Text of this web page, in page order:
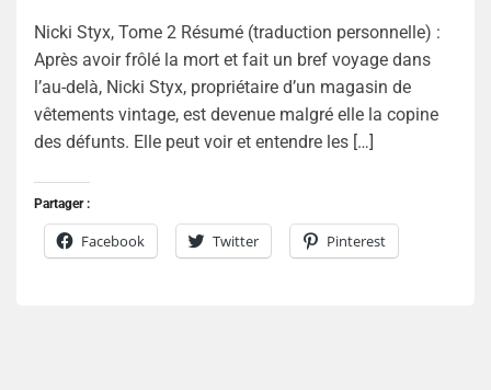
Nicki Styx, Tome 2 Résumé (traduction personnelle) :
Après avoir frôlé la mort et fait un bref voyage dans
l’au-delà, Nicki Styx, propriétaire d’un magasin de
vêtements vintage, est devenue malgré elle la copine
des défunts. Elle peut voir et entendre les […]
Partager :
Facebook Twitter Pinterest